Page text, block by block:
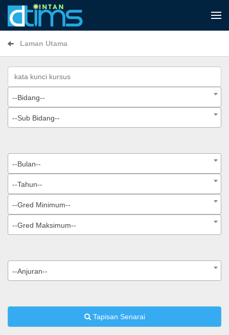
Laman Utama
--Bidang--
--Sub Bidang--
--Bulan--
--Tahun--
--Gred Minimum--
--Gred Maksimum--
--Anjuran--
Tapisan Senarai